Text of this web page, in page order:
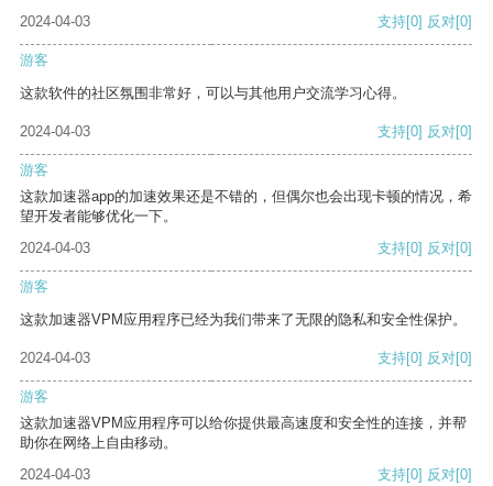
2024-04-03 支持[0] 反对[0]
游客
这款软件的社区氛围非常好，可以与其他用户交流学习心得。
2024-04-03 支持[0] 反对[0]
游客
这款加速器app的加速效果还是不错的，但偶尔也会出现卡顿的情况，希
望开发者能够优化一下。
2024-04-03
支持[0] 反对[0]
游客
这款加速器VPM应用程序已经为我们带来了无限的隐私和安全性保护。
2024-04-03 支持[0] 反对[0]
游客
这款加速器VPM应用程序可以给你提供最高速度和安全性的连接，并帮
助你在网络上自由移动。
2024-04-03
支持[0] 反对[0]